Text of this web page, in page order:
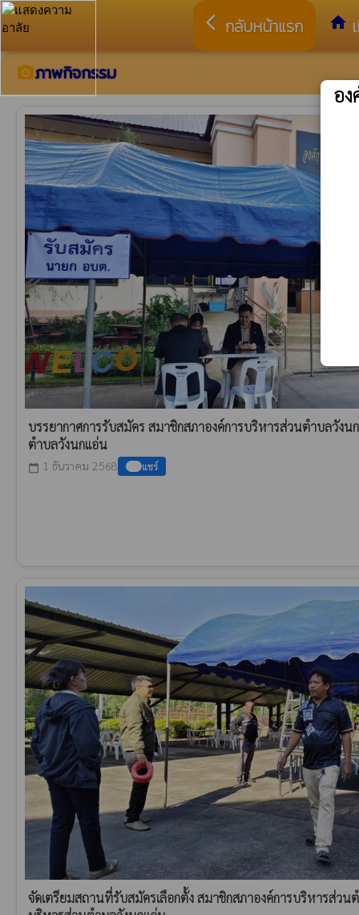
arrow_back_ios กลับหน้าแรก home
camera_altภาพกิจกรรม
บรรยากาศการรับสมัคร สมาชิกสภาองค์การบริหารส่วนตำบลวัง
ตำบลวังนกแอ่น
calendar_today 1 ธันวาคม 2568 แชร์
จัดเตรียมสถานที่รับสมัครเลือกตั้ง สมาชิกสภาองค์การบริหารส่วน
อ